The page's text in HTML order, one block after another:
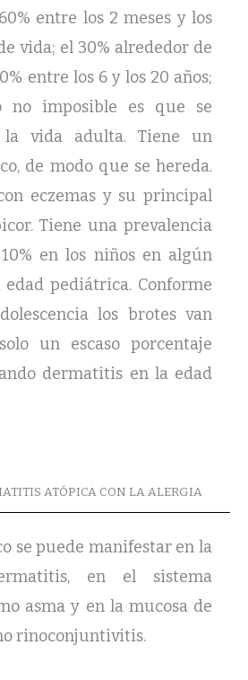
entre los 2 meses y los
vida; el 30% alrededor de
entre los 6 y los 20 años;
no imposible es que se
la vida adulta. Tiene un
de modo que se hereda.
eczemas y su principal
Tiene una prevalencia
en los niños en algún
pediátrica. Conforme
los brotes van
un escaso porcentaje
dermatitis en la edad
ATÓPICA CON LA ALERGIA
se puede manifestar en la
en el sistema
asma y en la mucosa de
rinoconjuntivitis.